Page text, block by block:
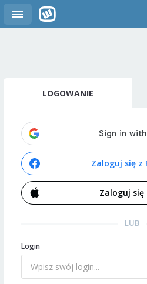
LOGOWANIE
Zaloguj się z
Zaloguj się
LUB
Login